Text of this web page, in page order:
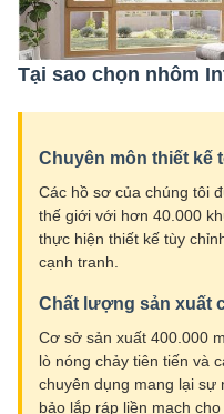
Tại sao chọn nhôm
Chuyên môn thiết kế
Các hồ sơ của chúng tôi
thế giới với hơn 40.000
thực hiện thiết kế tùy
cạnh tranh.
Chất lượng sản xuất
Cơ sở sản xuất 400.000
lò nóng chảy tiên tiến và
chuyên dụng mang lại sự
bảo lắp ráp liền mạch